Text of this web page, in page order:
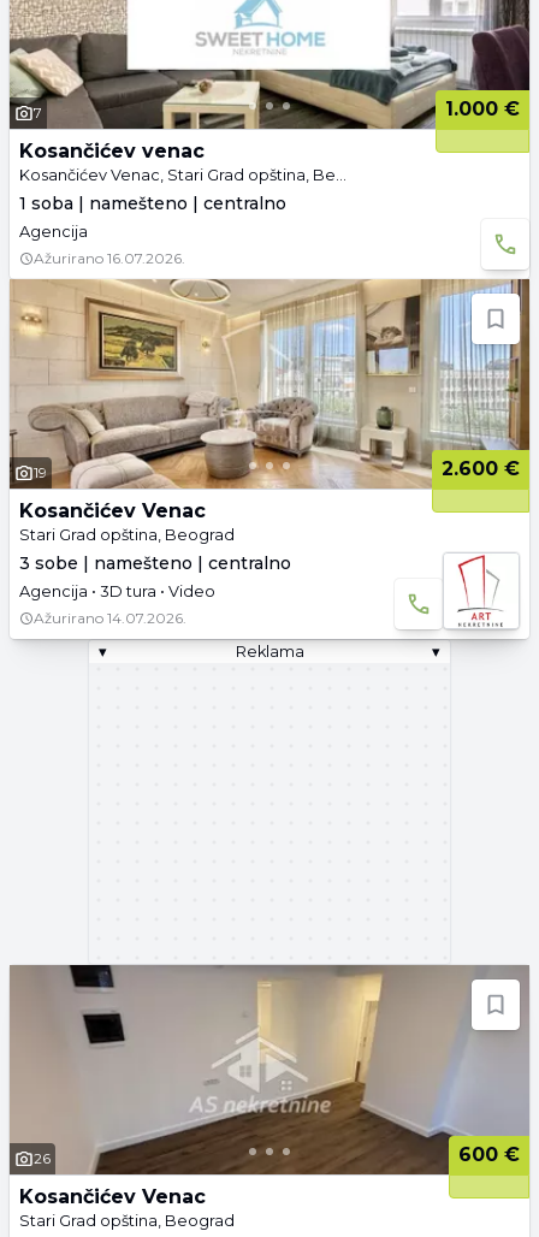
7
1.000 €
Kosančićev venac
Kosančićev Venac, Stari Grad opština, Beograd
1 soba | namešteno | centralno
Agencija
Ažurirano 16.07.2026.
19
2.600 €
Kosančićev Venac
Stari Grad opština, Beograd
3 sobe | namešteno | centralno
Agencija • 3D tura • Video
Ažurirano 14.07.2026.
▾
Reklama ▾
26
600 €
Kosančićev Venac
Stari Grad opština, Beograd